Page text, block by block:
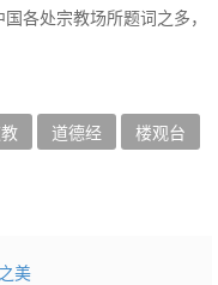
各处宗教场所题词之多，
道德经 ‌楼观台
美